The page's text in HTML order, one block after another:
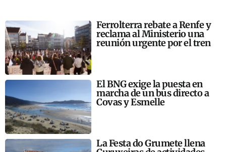
Ferrolterra rebate a Renfe y
reclama al Ministerio una
reunión urgente por el tren
El BNG exige la puesta en
marcha de un bus directo a
Covas y Esmelle
La Festa do Grumete llena